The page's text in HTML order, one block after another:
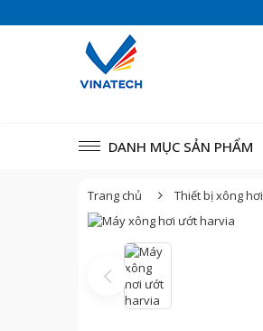
DANH MỤC SẢN PHẨM
Trang chủ Thiết bị xông hơi